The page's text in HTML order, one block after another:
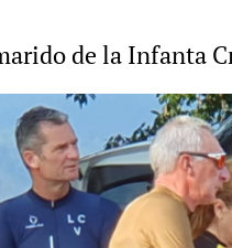
de la Infanta